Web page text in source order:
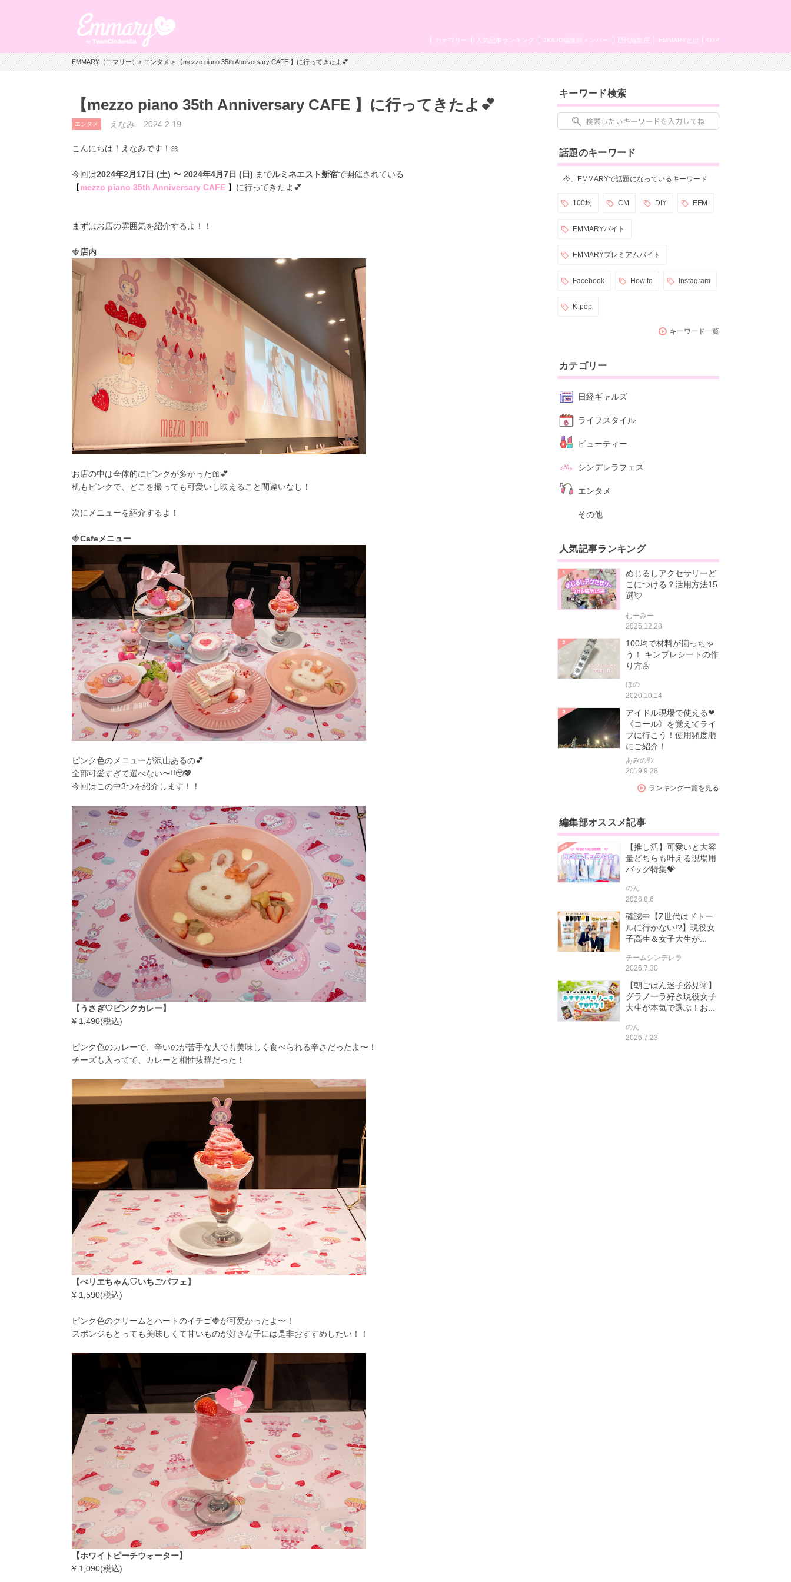
TOP
EMMARYとは
歴代編集長
JK&JD編集部メンバー
人気記事ランキング
カテゴリー
EMMARY（エマリー）>エンタメ> 【mezzo piano 35th Anniversary CAFE 】に行ってきたよ💕
【mezzo piano 35th Anniversary CAFE 】に行ってきたよ💕
エンタメ えなみ 2024.2.19
こんにちは！えなみです！🎀
今回は2024年2月17日 (土) 〜 2024年4月7日 (日) までルミネエスト新宿で開催されている
【mezzo piano 35th Anniversary CAFE 】 に行ってきたよ💕
まずはお店の雰囲気を紹介するよ！！
🍓店内
お店の中は全体的にピンクが多かった🎀💕
机もピンクで、どこを撮っても可愛いし映えること間違いなし！
次にメニューを紹介するよ！
🍓Cafeメニュー
ピンク色のメニューが沢山あるの💕
全部可愛すぎて選べない〜!!🥹💖
今回はこの中3つを紹介します！！
【うさぎ♡ピンクカレー】
¥ 1,490(税込)
ピンク色のカレーで、辛いのが苦手な人でも美味しく食べられる辛さだったよ〜！
チーズも入ってて、カレーと相性抜群だった！
【べリエちゃん♡いちごパフェ】
¥ 1,590(税込)
ピンク色のクリームとハートのイチゴ🍓が可愛かったよ〜！
スポンジもとっても美味しくて甘いものが好きな子には是非おすすめしたい！！
【ホワイトピーチウォーター】
¥ 1,090(税込)
キーワード検索
話題のキーワード
今、EMMARYで話題になっているキーワード
100均 CM DIY EFM
EMMARYバイト
EMMARYプレミアムバイト
Facebook How to Instagram
K-pop
キーワード一覧
カテゴリー
日経ギャルズ
ライフスタイル
ビューティー
シンデレラフェス
エンタメ
その他
人気記事ランキング
めじるしアクセサリーど
こにつける？活用方法15
選💘
むーみー
2025.12.28
100均で材料が揃っちゃ
う！ キンブレシートの作
り方🌼
ほの
2020.10.14
アイドル現場で使える❤
《コール》を覚えてライ
ブに行こう！使用頻度順
にご紹介！
あみのｻﾝ
2019.9.28
ランキング一覧を見る
編集部オススメ記事
【推し活】可愛いと大容
量どちらも叶える現場用
バッグ特集💝
のん
2026.8.6
確認中【Z世代はドトー
ルに行かない!?】現役女
子高生＆女子大生が...
チームシンデレラ
2026.7.30
【朝ごはん迷子必見🌞】
グラノーラ好き現役女子
大生が本気で選ぶ！お...
のん
2026.7.23